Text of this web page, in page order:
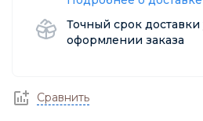
Точный срок
оформлении заказа
Сравнить